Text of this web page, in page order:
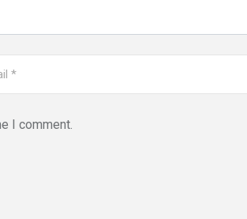
I comment.